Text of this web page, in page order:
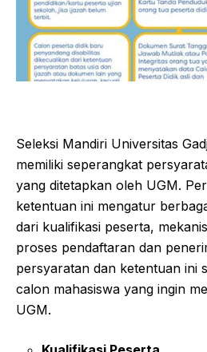
Seleksi Mandiri Universitas
memiliki seperangkat
yang ditetapkan oleh UGM.
ketentuan ini mengatur
dari kualifikasi peserta,
proses pendaftaran dan
persyaratan dan ketentuan ini
calon mahasiswa yang ingin
UGM.